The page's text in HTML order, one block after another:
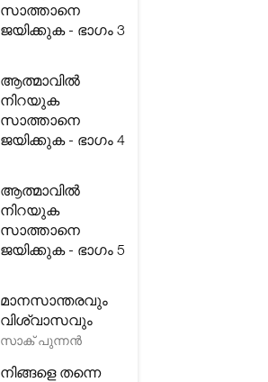
സാത്താനെ
ജയിക്കുക - ഭാഗം 3
ആത്മാവിൽ
നിറയുക
സാത്താനെ
ജയിക്കുക - ഭാഗം 4
ആത്മാവിൽ
നിറയുക
സാത്താനെ
ജയിക്കുക - ഭാഗം 5
മാനസാന്തരവും
വിശ്വാസവും
സാക് പുന്നൻ
നിങ്ങളെ തന്നെ